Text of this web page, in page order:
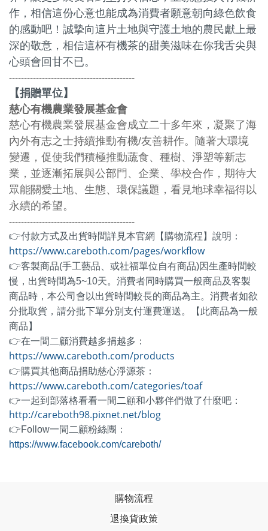
作，相信這份心意也能成為消費者願意朝向綠色飲食
的感動吧！誠摯向這片土地與守護土地的農民獻上最
深的敬意，相信這杯有機茶的甜美滋味在你我舌尖與
心頭會回甘不已。
------------------------------------------
【捐贈單位】
慈心有機農業發展基金會
慈心有機農業發展基金會成立二十多年來，凝聚了海
內外有志之士持續推動有機/友善耕作。隨著大環境
變遷，促使我們積極推動蔬食、種樹、淨塑等新志
業，並逐漸拓展與公部門、企業、學校合作，期待大
眾能關愛土地、生態、環保議題，看見地球幸福得以
永續的希望。
------------------------------------------
👉付款方式及出貨時間詳見本官網【購物流程】說明：
https://www.careboth.com/pages/workflow
👉客製商品(手工藝品、或社福單位自有商品)因生產時間較
慢，出貨時間為5~10天。消費者同時購買一般商品及客製
商品時，本公司會以出貨時間較長的商品為主。消費者如欲
分批取貨，請分批下單分別支付運費運送。【此商品為一般
商品】
👉在一間二顧消費越多捐越多：
https://www.careboth.com/products
👉購買其他商品捐助慈心淨源茶：
https://www.careboth.com/categories/toaf
👉一起到部落格看看一間二顧和小夥伴們做了什麼吧：
http://careboth98.pixnet.net/blog
👉Follow一間二顧粉絲團：
https://www.facebook.com/careboth/
購物流程
退換貨政策